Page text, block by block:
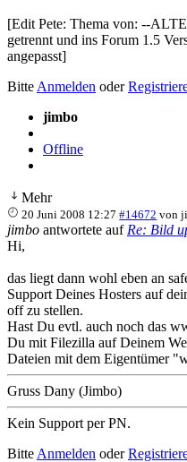
[Edit Pete: Thema von: --
getrennt und ins Forum 1.5
angepasst]
Bitte Anmelden oder
jimbo
Offline
Mehr
20 Juni 2008 12:27 #14672 von
jimbo antwortete auf Re: Bild
Hi,
das liegt dann wohl eben an
Support Deines Hosters auf
off zu stellen.
Hast Du evtl. auch noch das
Du mit Filezilla auf Deinem
Dateien mit dem Eigentümer
Gruss Dany (Jimbo)
Kein Support per PN.
Bitte Anmelden oder